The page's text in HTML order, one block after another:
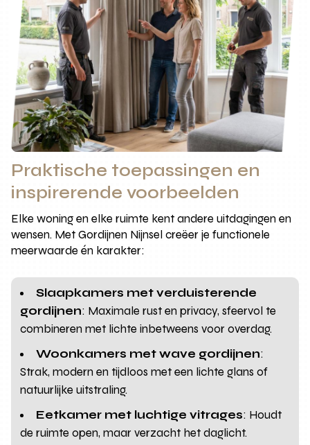
Praktische toepassingen en
inspirerende voorbeelden
Elke woning en elke ruimte kent andere uitdagingen en
wensen. Met Gordijnen Nijnsel creëer je functionele
meerwaarde én karakter:
Slaapkamers met verduisterende
gordijnen: Maximale rust en privacy, sfeervol te
combineren met lichte inbetweens voor overdag.
Woonkamers met wave gordijnen:
Strak, modern en tijdloos met een lichte glans of
natuurlijke uitstraling.
Eetkamer met luchtige vitrages: Houdt
de ruimte open, maar verzacht het daglicht.